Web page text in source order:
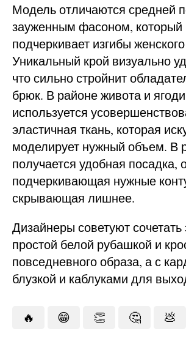
Модель отличаются средней
зауженным фасоном, который
подчеркивает изгибы
Уникальный крой визуально
что сильно стройнит
брюк. В районе живота и
используется
эластичная ткань, которая
моделирует нужный объем. В
получается удобная посадка,
подчеркивающая нужные
скрывающая лишнее.
Дизайнеры советуют сочетать
простой белой рубашкой и
повседневного образа, а с
блузкой и каблуками для
🔥 😁 👏 🤔 💩